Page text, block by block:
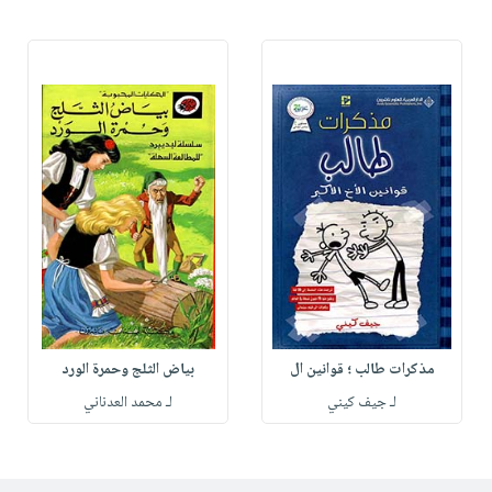
مذكرات طالب ؛ قوانين ال
لـ جيف كيني
بياض الثلج وحمرة الورد
لـ محمد العدناني